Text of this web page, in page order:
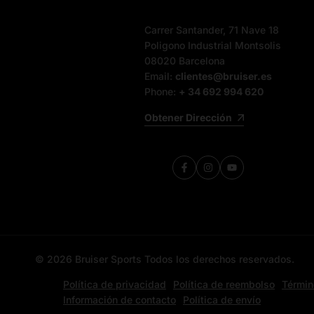
Carrer Santander, 71 Nave 18
Poligono Industrial Montsolis
08020 Barcelona
Email: clientes@bruiser.es
Phone: + 34 692 994 620
Obtener Dirección
FacebookInstagramYouTube
© 2026 Bruiser Sports Todos los derechos reservados.
Política de privacidad Política de reembolso
Información de contacto
Política de envío